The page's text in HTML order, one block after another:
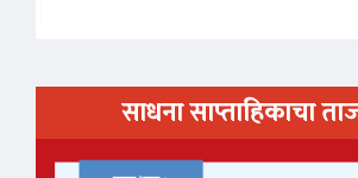
साधना साप्ताहिकाचा